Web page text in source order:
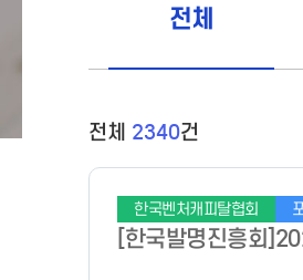
전체
전체 2340건
한국벤처캐피탈협회
[한국발명진흥회